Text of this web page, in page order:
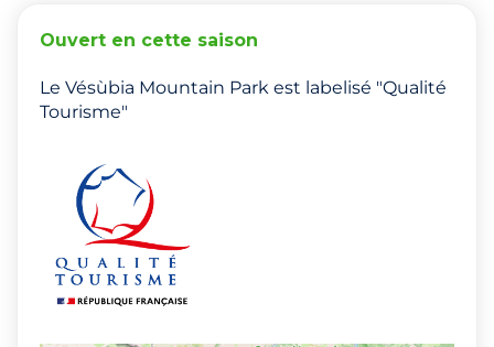
Ouvert en cette saison
Le Vésùbia Mountain Park est labelisé "Qualité
Tourisme"